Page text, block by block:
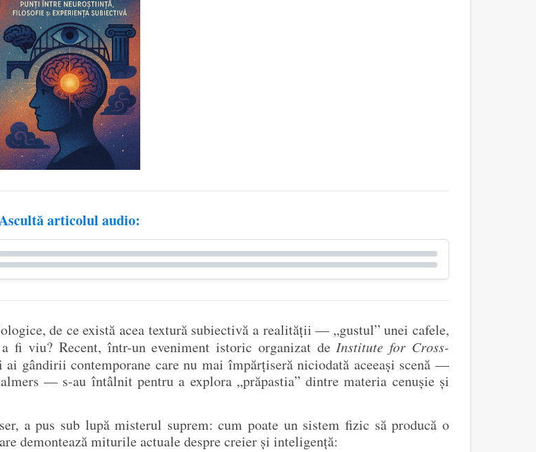
articolul audio:
de ce există acea textură subiectivă a realității — „gustul” unei cafele,
fi viu? Recent, într-un eveniment istoric organizat deInstitute for Cross-
gândirii contemporane care nu mai împărțiseră niciodată aceeași scenă —
— s-au întâlnit pentru a explora „prăpastia” dintre materia cenușie și
a pus sub lupă misterul suprem: cum poate un sistem fizic să producă o
demontează miturile actuale despre creier și inteligență: